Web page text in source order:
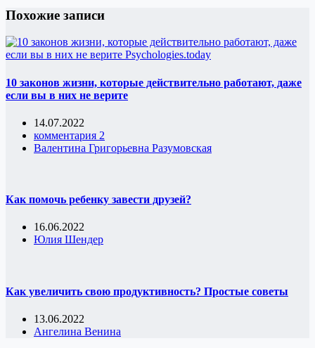
Похожие записи
10 законов жизни, которые действительно работают, даже
если вы в них не верите
14.07.2022
комментария 2
Валентина Григорьевна Разумовская
Как помочь ребенку завести друзей?
16.06.2022
Юлия Шендер
Как увеличить свою продуктивность? Простые советы
13.06.2022
Ангелина Венина